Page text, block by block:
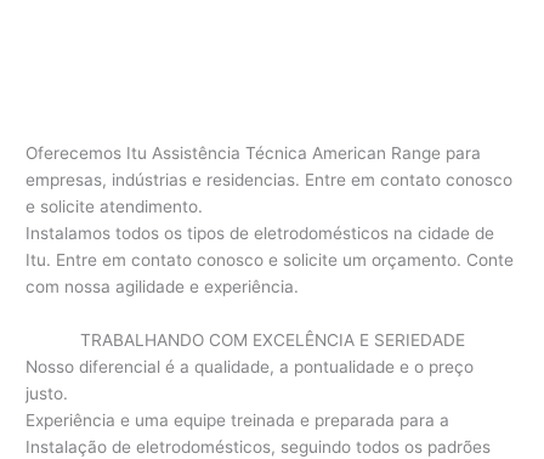
Oferecemos Itu Assistência Técnica American Range para
empresas, indústrias e residencias. Entre em contato conosco
e solicite atendimento.
Instalamos todos os tipos de eletrodomésticos na cidade de
Itu. Entre em contato conosco e solicite um orçamento. Conte
com nossa agilidade e experiência.
TRABALHANDO COM EXCELÊNCIA E SERIEDADE
Nosso diferencial é a qualidade, a pontualidade e o preço
justo.
Experiência e uma equipe treinada e preparada para a
Instalação de eletrodomésticos, seguindo todos os padrões